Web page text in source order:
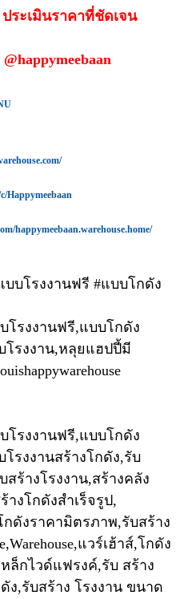
ระเมินราคาที่ชัดเจน
Happymeebaan
happymeebaan.warehouse.home/
บโรงงานฟรี #แบบโกดัง
โรงงานฟรี,แบบโกดัง
รงงาน,หลุยแฮปปี้มี
โรงงานฟรี,แบบโกดัง
รงงานสร้างโกดัง,รับ
สร้างโรงงาน,สร้างคลัง
งโกดังสำเร็จรูป,
ดังราคามิตรภาพ,รับสร้าง
แวร์เฮ้าส์,โกดัง
หล็กไวด์แฟรงค์,รับ สร้าง
ง,รับสร้าง โรงงาน ขนาด